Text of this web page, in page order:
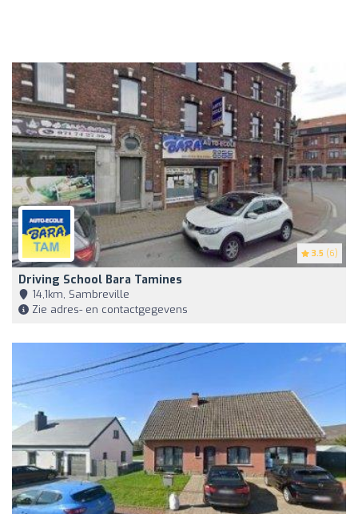
3.5 (6)
Driving School Bara Tamines
14,1km, Sambreville
Zie adres- en contactgegevens